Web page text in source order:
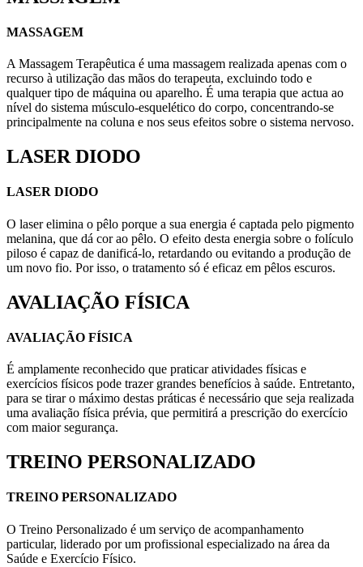
MASSAGEM
A Massagem Terapêutica é uma massagem realizada apenas com o
recurso à utilização das mãos do terapeuta, excluindo todo e
qualquer tipo de máquina ou aparelho. É uma terapia que actua ao
nível do sistema músculo-esquelético do corpo, concentrando-se
principalmente na coluna e nos seus efeitos sobre o sistema nervoso.
LASER DIODO
LASER DIODO
O laser elimina o pêlo porque a sua energia é captada pelo pigmento
melanina, que dá cor ao pêlo. O efeito desta energia sobre o folículo
piloso é capaz de danificá-lo, retardando ou evitando a produção de
um novo fio. Por isso, o tratamento só é eficaz em pêlos escuros.
AVALIAÇÃO FÍSICA
AVALIAÇÃO FÍSICA
É amplamente reconhecido que praticar atividades físicas e
exercícios físicos pode trazer grandes benefícios à saúde. Entretanto,
para se tirar o máximo destas práticas é necessário que seja realizada
uma avaliação física prévia, que permitirá a prescrição do exercício
com maior segurança.
TREINO PERSONALIZADO
TREINO PERSONALIZADO
O Treino Personalizado é um serviço de acompanhamento
particular, liderado por um profissional especializado na área da
Saúde e Exercício Físico.